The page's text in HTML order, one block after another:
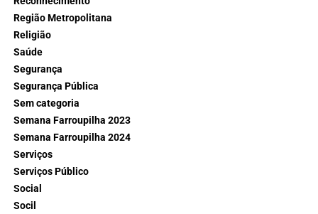
Região Metropolitana
Religião
Saúde
Segurança
Segurança Pública
Sem categoria
Semana Farroupilha 2023
Semana Farroupilha 2024
Serviços
Serviços Público
Social
Socil